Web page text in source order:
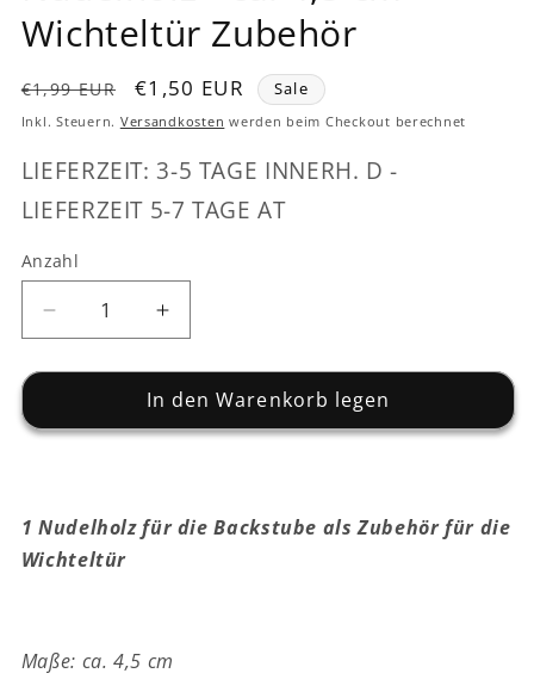
öffnen
öffnen
Wichteltür Zubehör
Normaler
Preis
€1,99 EUR Verkaufspreis
€1,50 EUR Sale
Inkl. Steuern. Versandkosten werden beim Checkout berechnet
LIEFERZEIT: 3-5 TAGE INNERH. D -
LIEFERZEIT 5-7 TAGE AT
Anzahl
Verringere
die
Menge
Nudelholz
cm
-
Erhöhe
die
Menge
für
Nudelholz
cm
In den Warenkorb legen
1 Nudelholz für die Backstube als Zubehör für die
Wichteltür
Maße: ca. 4,5 cm